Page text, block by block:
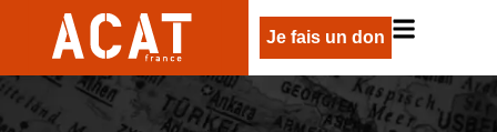
Je fais un don